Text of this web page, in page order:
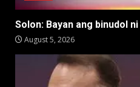
Solon: Bayan ang binudol
August 5, 2026